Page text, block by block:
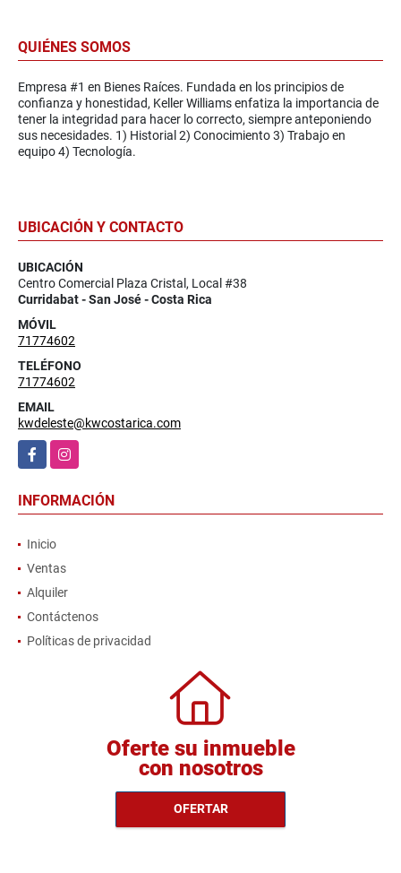
QUIÉNES SOMOS
Empresa #1 en Bienes Raíces. Fundada en los principios de
confianza y honestidad, Keller Williams enfatiza la importancia de
tener la integridad para hacer lo correcto, siempre anteponiendo
sus necesidades. 1) Historial 2) Conocimiento 3) Trabajo en
equipo 4) Tecnología.
UBICACIÓN Y CONTACTO
UBICACIÓN
Centro Comercial Plaza Cristal, Local #38
Curridabat - San José - Costa Rica
MÓVIL
71774602
TELÉFONO
71774602
EMAIL
kwdeleste@kwcostarica.com
FacebookInstagram
INFORMACIÓN
Inicio
Ventas
Alquiler
Contáctenos
Políticas de privacidad
Oferte su inmueble
con nosotros
OFERTAR